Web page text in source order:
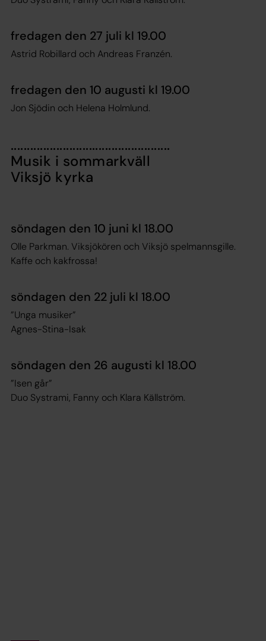
fredagen den 27 juli kl 19.00
Astrid Robillard och Andreas Franzén.
fredagen den 10 augusti kl 19.00
Jon Sjödin och Helena Holmlund.
.................................................
Musik i sommarkväll
Viksjö kyrka
söndagen den 10 juni kl 18.00
Olle Parkman. Viksjökören och Viksjö spelmannsgille.
Kaffe och kakfrossa!
söndagen den 22 juli kl 18.00
”Unga musiker”
Agnes-Stina-Isak
söndagen den 26 augusti kl 18.00
”Isen går”
Duo Systrami, Fanny och Klara Källström.